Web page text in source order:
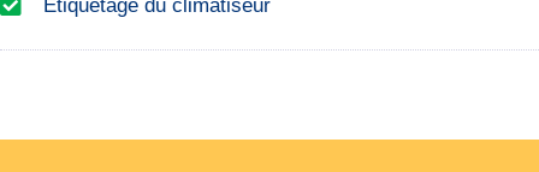
Étiquetage du climatiseur